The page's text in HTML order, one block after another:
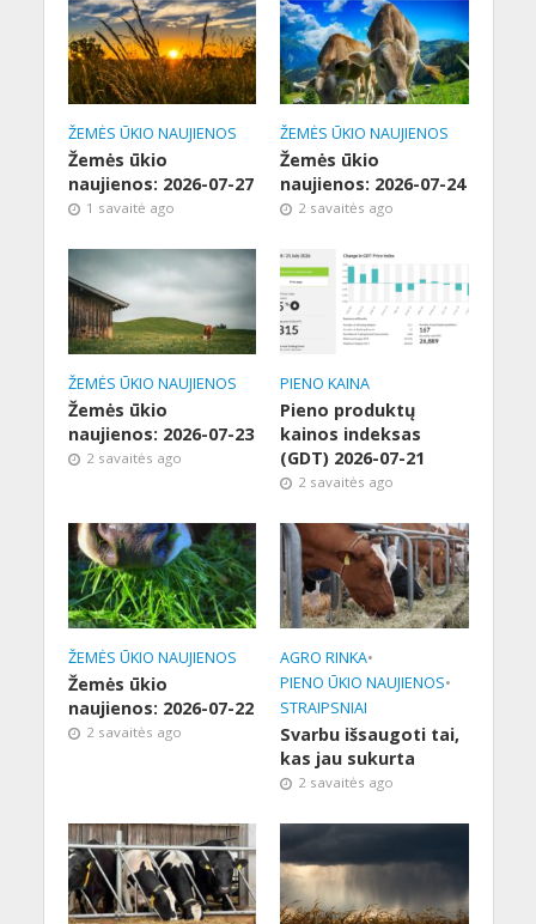
ŽEMĖS ŪKIO NAUJIENOS
Žemės ūkio
naujienos: 2026-07-27
1 savaitė ago
ŽEMĖS ŪKIO NAUJIENOS
Žemės ūkio
naujienos: 2026-07-24
2 savaitės ago
ŽEMĖS ŪKIO NAUJIENOS
Žemės ūkio
naujienos: 2026-07-23
2 savaitės ago
PIENO KAINA
Pieno produktų
kainos indeksas
(GDT) 2026-07-21
2 savaitės ago
ŽEMĖS ŪKIO NAUJIENOS
Žemės ūkio
naujienos: 2026-07-22
2 savaitės ago
AGRO RINKA•
PIENO ŪKIO NAUJIENOS•
STRAIPSNIAI
Svarbu išsaugoti tai,
kas jau sukurta
2 savaitės ago